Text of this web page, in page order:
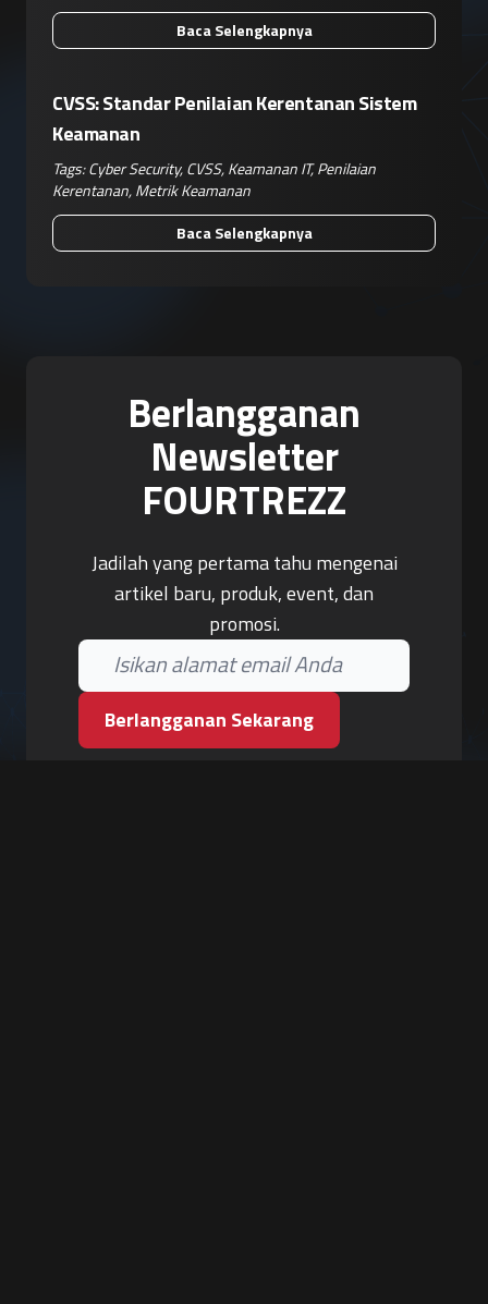
Baca Selengkapnya
CVSS: Standar Penilaian Kerentanan Sistem
Keamanan
Tags:Cyber Security,CVSS,Keamanan IT,Penilaian
Kerentanan,Metrik Keamanan
Baca Selengkapnya
Berlangganan
Newsletter
FOURTREZZ
Jadilah yang pertama tahu mengenai
artikel baru, produk, event, dan
promosi.
Berlangganan Sekarang